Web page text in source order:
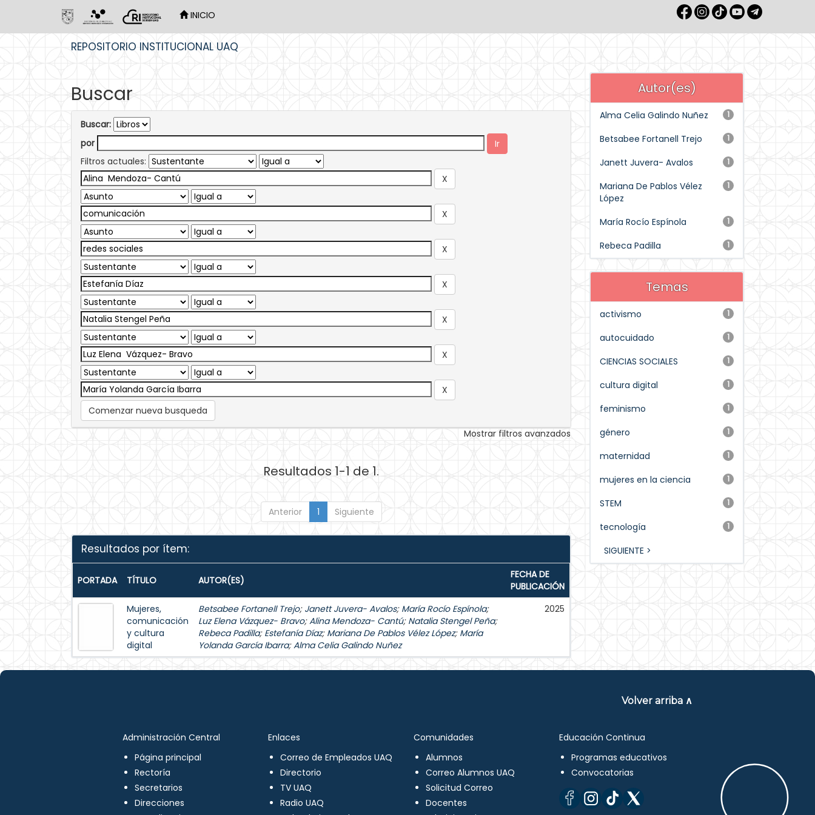
INICIO
REPOSITORIO INSTITUCIONAL UAQ
Buscar
Buscar:
por
Filtros actuales:
Comenzar nueva busqueda
Mostrar filtros avanzados
Resultados 1-1 de 1.
Anterior 1 Siguiente
Resultados por ítem:
PORTADA TÍTULO AUTOR(ES)
FECHA DE
PUBLICACIÓN
Mujeres,
comunicación
y cultura
digital
Betsabee Fortanell Trejo; Janett Juvera- Avalos; María Rocío Espínola;
Luz Elena Vázquez- Bravo;Alina Mendoza- Cantú; Natalia Stengel Peña;
Rebeca Padilla; Estefanía Díaz; Mariana De Pablos Vélez López; María
Yolanda García Ibarra;Alma Celia Galindo Nuñez
2025
Autor(es)
1
Alma Celia Galindo Nuñez
1
Betsabee Fortanell Trejo
1
Janett Juvera- Avalos
1
Mariana De Pablos Vélez
López
1
María Rocío Espínola
1
Rebeca Padilla
Temas
1
activismo
1
autocuidado
1
CIENCIAS SOCIALES
1
cultura digital
1
feminismo
1
género
1
maternidad
1
mujeres en la ciencia
1
STEM
1
tecnología
SIGUIENTE >
Volver arriba ∧
Administración Central
Página principal
Rectoría
Secretarios
Direcciones
Enlaces
Correo de Empleados UAQ
Directorio
TV UAQ
Radio UAQ
Comunidades
Alumnos
Correo Alumnos UAQ
Solicitud Correo
Docentes
Educación Continua
Programas educativos
Convocatorias